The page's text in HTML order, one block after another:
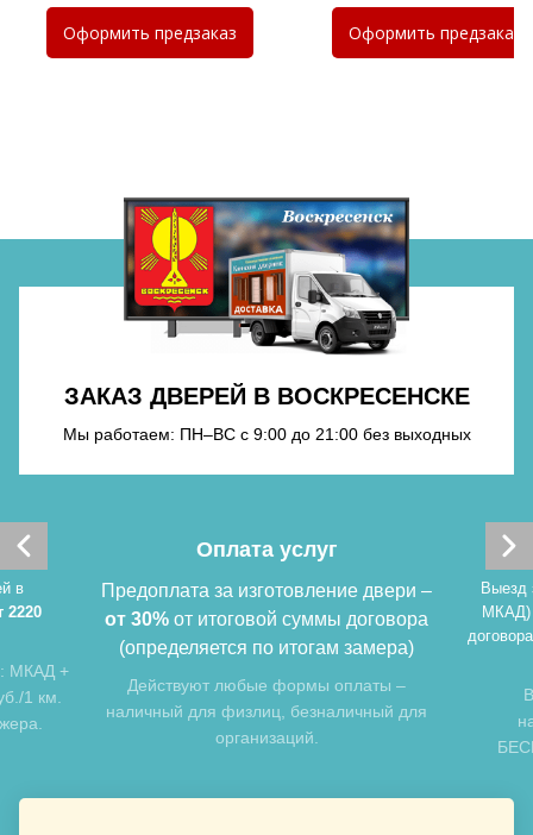
Хочу такую
Хочу такую
Хочу такую
Хочу такую
Оформить предзаказ Оформить предзаказ
ЗАКАЗ ДВЕРЕЙ В ВОСКРЕСЕНСКЕ
Мы работаем: ПН–ВС с 9:00 до 21:00 без выходных
в
2220
МКАД +
1 км.
Оплата услуг
Предоплата за изготовление двери –
от 30% от итоговой суммы договора
(определяется по итогам замера)
Действуют любые формы оплаты –
наличный для физлиц, безналичный для
организаций.
Выезд